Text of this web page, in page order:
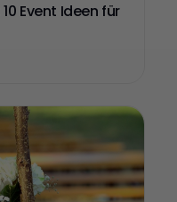
Event Ideen für